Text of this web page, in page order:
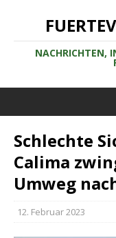
NACHRICHTEN,
Schlechte
Calima
Umweg
12. Februar 2023